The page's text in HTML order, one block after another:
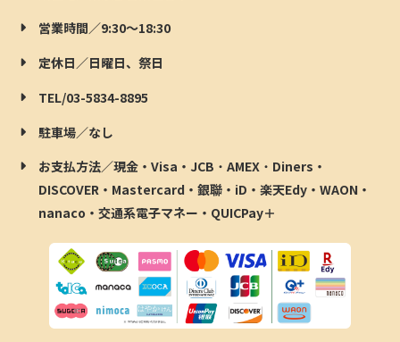
営業時間／9:30～18:30
定休日／日曜日、祭日
TEL/03-5834-8895
駐車場／なし
お支払方法／現金・Visa・JCB ・ AMEX ・ Diners・
DISCOVER・Mastercard・銀聯・iD・楽天Edy・WAON・
nanaco・交通系電子マネー・QUICPay＋